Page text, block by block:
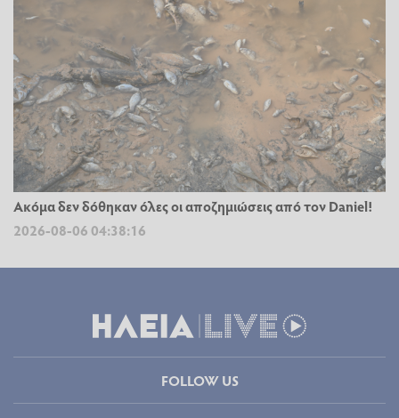
Ακόμα δεν δόθηκαν όλες οι αποζημιώσεις από τον Daniel!
2026-08-06 04:38:16
FOLLOW US